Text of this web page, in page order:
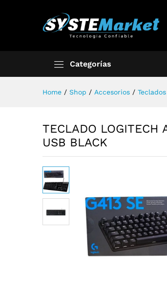
Categorías
Home / Shop / Accesorios / Teclados
TECLADO LOGITECH
USB BLACK